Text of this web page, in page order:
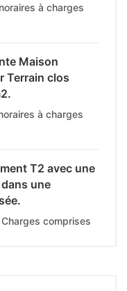
à charges
Maison
Terrain clos
à charges
T2 avec une
une
comprises